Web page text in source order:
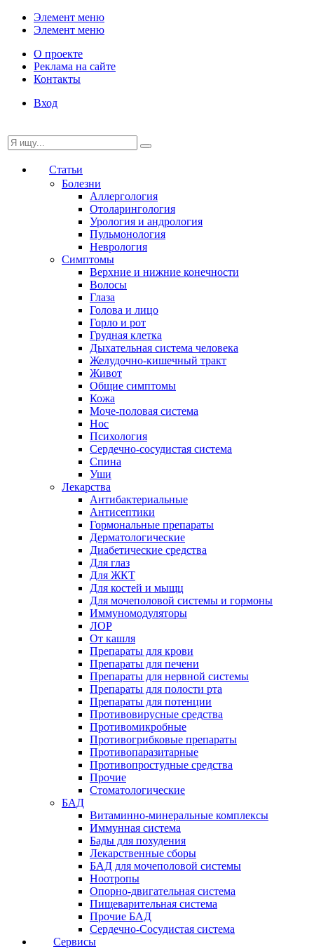
Элемент меню
Элемент меню
О проекте
Реклама на сайте
Контакты
Вход
Статьи
Болезни
Аллергология
Отоларингология
Урология и андрология
Пульмонология
Неврология
Симптомы
Верхние и нижние конечности
Волосы
Глаза
Голова и лицо
Горло и рот
Грудная клетка
Дыхательная система человека
Желудочно-кишечный тракт
Живот
Общие симптомы
Кожа
Моче-половая система
Нос
Психология
Сердечно-сосудистая система
Спина
Уши
Лекарства
Антибактериальные
Антисептики
Гормональные препараты
Дерматологические
Диабетические средства
Для глаз
Для ЖКТ
Для костей и мыщц
Для мочеполовой системы и гормоны
Иммуномодуляторы
ЛОР
От кашля
Препараты для крови
Препараты для печени
Препараты для нервной системы
Препараты для полости рта
Препараты для потенции
Противовирусные средства
Противомикробные
Противогрибковые препараты
Противопаразитарные
Противопростудные средства
Прочие
Стоматологические
БАД
Витаминно-минеральные комплексы
Иммунная система
Бады для похудения
Лекарственные сборы
БАД для мочеполовой системы
Ноотропы
Опорно-двигательная система
Пищеварительная система
Прочие БАД
Сердечно-Сосудистая система
Сервисы